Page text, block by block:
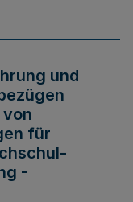
und
für
-